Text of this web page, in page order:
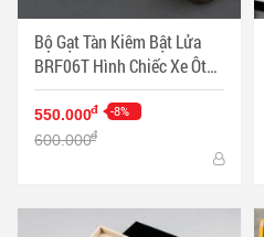
Bộ Gạt Tàn Kiêm Bật Lửa
BRF06T Hình Chiếc Xe Ôtô
Thể Thao Sáng Tạo - Mã SP:
BL09700
550.000đ -8%
600.000đ